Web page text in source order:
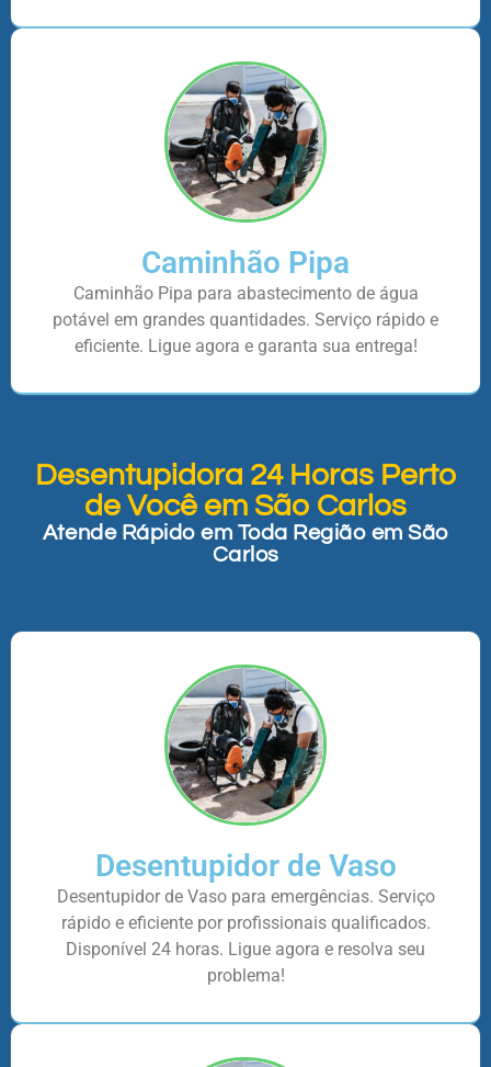
Caminhão Pipa
Caminhão Pipa para abastecimento de água
potável em grandes quantidades. Serviço rápido e
eficiente. Ligue agora e garanta sua entrega!
Desentupidora 24 Horas Perto
de Você em São Carlos
Atende Rápido em Toda Região em São
Carlos
Desentupidor de Vaso
Desentupidor de Vaso para emergências. Serviço
rápido e eficiente por profissionais qualificados.
Disponível 24 horas. Ligue agora e resolva seu
problema!